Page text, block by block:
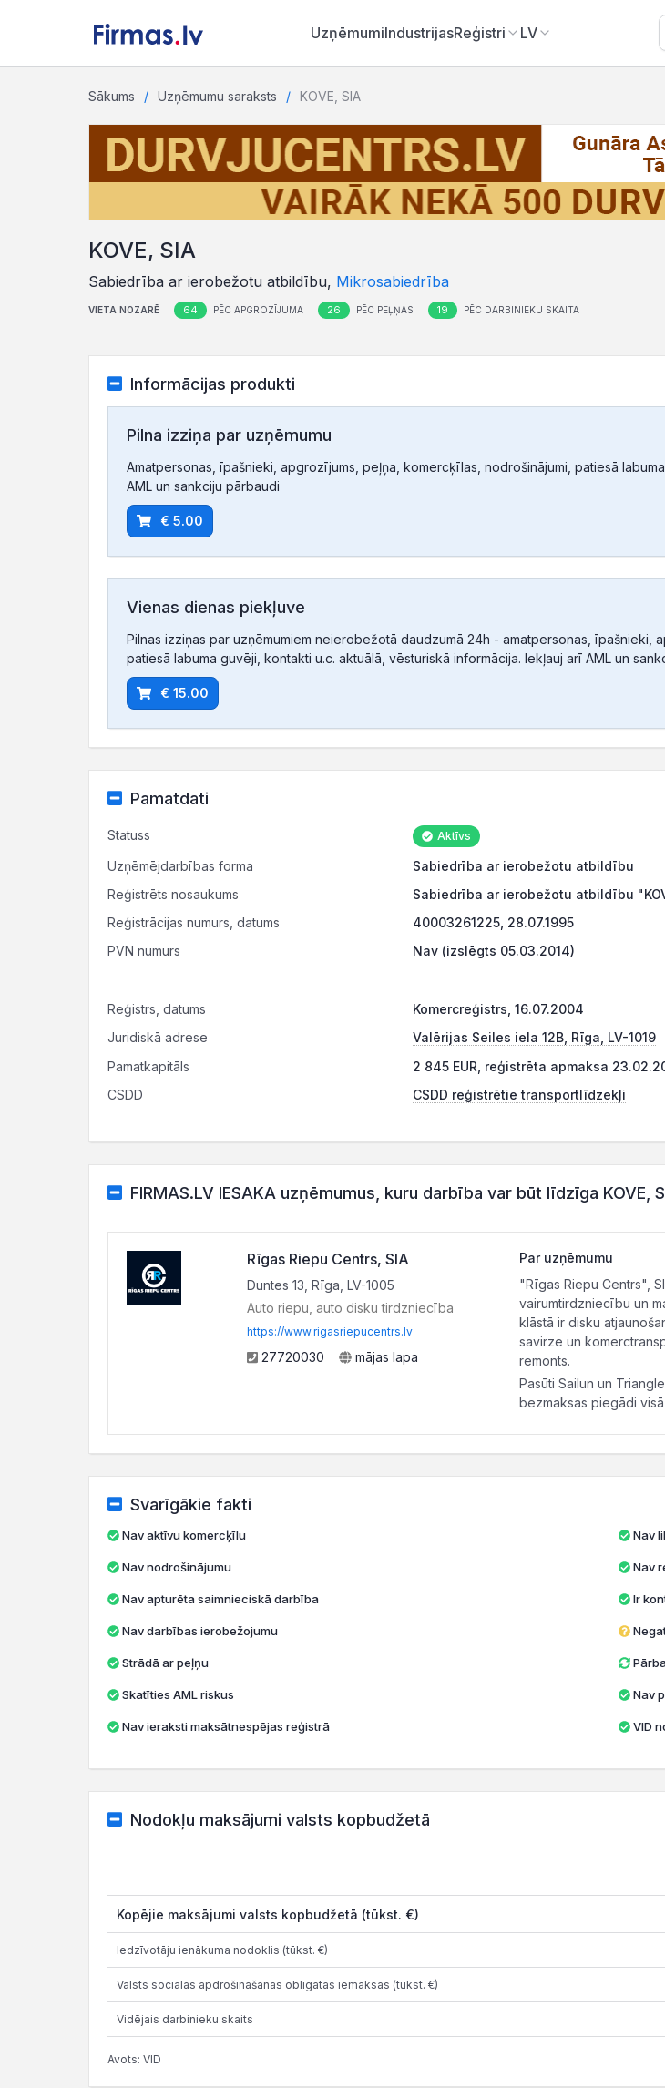
UzņēmumiIndustrijasReģistri LV
Sākums Uzņēmumu saraksts KOVE, SIA
KOVE, SIA
Sabiedrība ar ierobežotu atbildību, Mikrosabiedrība
VIETA NOZARĒ 64 PĒC APGROZĪJUMA 26 PĒC PEĻŅAS 19 PĒC DARBINIEKU SKAITA
Informācijas produkti
Pilna izziņa par uzņēmumu
Amatpersonas, īpašnieki, apgrozījums, peļņa, komercķīlas, nodrošinājumi, patiesā
AML un sankciju pārbaudi
€ 5.00
Vienas dienas piekļuve
Pilnas izziņas par uzņēmumiem neierobežotā daudzumā 24h - amatpersonas, īpašnieki,
patiesā labuma guvēji, kontakti u.c. aktuālā, vēsturiskā informācija. Iekļauj arī AML un
€ 15.00
Pamatdati
Statuss Aktīvs
Uzņēmējdarbības forma
Sabiedrība ar ierobežotu atbildību
Reģistrēts nosaukums
Sabiedrība ar ierobežotu atbildību
Reģistrācijas numurs, datums
40003261225, 28.07.1995
PVN numurs
Nav (izslēgts 05.03.2014)
Reģistrs, datums
Komercreģistrs, 16.07.2004
Juridiskā adrese
Valērijas Seiles iela 12B, Rīga, LV-1019
Pamatkapitāls
2 845 EUR, reģistrēta apmaksa
CSDD
CSDD reģistrētie transportlīdzekļi
FIRMAS.LV IESAKA uzņēmumus, kuru darbība var būt līdzīga KOVE,
Rīgas Riepu Centrs, SIA
Duntes 13, Rīga, LV-1005
Auto riepu, auto disku tirdzniecība
https://www.rigasriepucentrs.lv
27720030 mājas lapa
Par uzņēmumu
"Rīgas Riepu Centrs",
vairumtirdzniecību un
klāstā ir disku
savirze un
remonts.
Pasūti Sailun un
bezmaksas piegādi visā
Svarīgākie fakti
Nav aktīvu komercķīlu
Nav nodrošinājumu
Nav apturēta saimnieciskā darbība
Nav darbības ierobežojumu
Strādā ar peļņu
Skatīties AML riskus
Nav ieraksti maksātnespējas reģistrā
Nav
Nav
Ir
Nav
VID
Nodokļu maksājumi valsts kopbudžetā
Kopējie maksājumi valsts kopbudžetā (tūkst. €)
Iedzīvotāju ienākuma nodoklis (tūkst. €)
Valsts sociālās apdrošināšanas obligātās iemaksas (tūkst. €)
Vidējais darbinieku skaits
Avots: VID